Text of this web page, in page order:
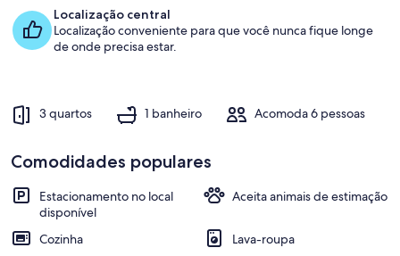
Localização central
Localização conveniente para que você nunca fique longe
de onde precisa estar.
3 quartos 1 banheiro Acomoda 6 pessoas
Comodidades populares
Estacionamento no local
disponível
Aceita animais de estimação
Cozinha
Lava-roupa